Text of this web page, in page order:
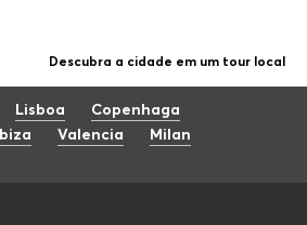
Descubra a cidade em um tour local
Lisboa
Copenhaga
Ibiza Valencia
Milan